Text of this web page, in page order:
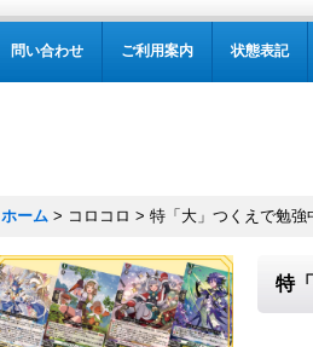
問い合わせ ご利用案内 状態表記
ホーム > コロコロ > 特「大」つくえで勉強
特